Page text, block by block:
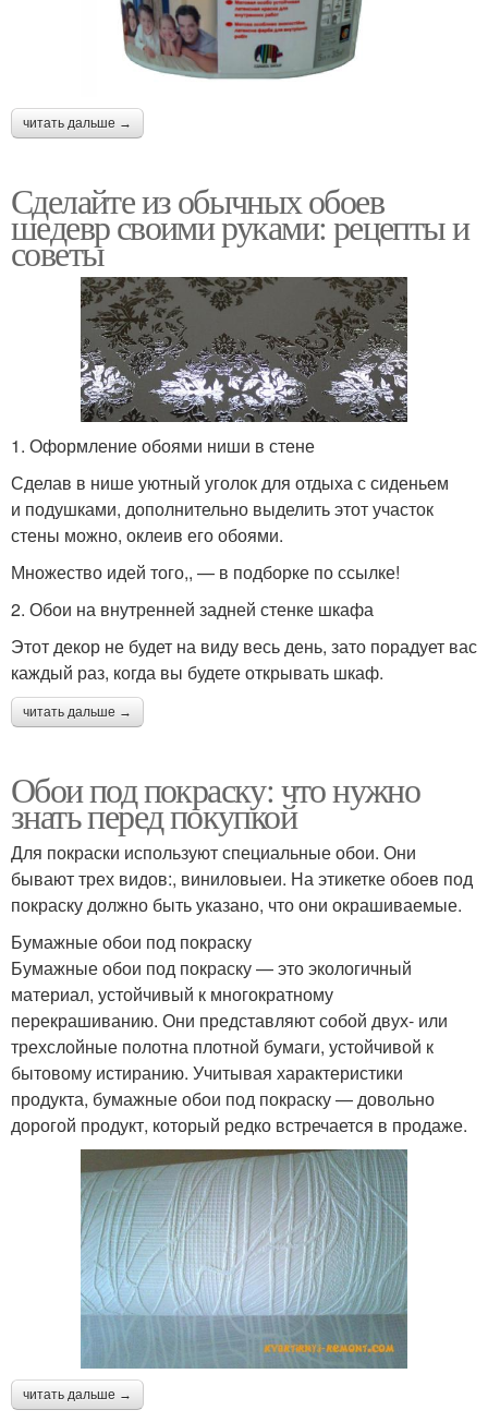
читать дальше →
Сделайте из обычных обоев
шедевр своими руками: рецепты и
советы
1. Оформление обоями ниши в стене
Сделав в нише уютный уголок для отдыха с сиденьем
и подушками, дополнительно выделить этот участок
стены можно, оклеив его обоями.
Множество идей того,, — в подборке по ссылке!
2. Обои на внутренней задней стенке шкафа
Этот декор не будет на виду весь день, зато порадует вас
каждый раз, когда вы будете открывать шкаф.
читать дальше →
Обои под покраску: что нужно
знать перед покупкой
Для покраски используют специальные обои. Они
бывают трех видов:, виниловыеи. На этикетке обоев под
покраску должно быть указано, что они окрашиваемые.
Бумажные обои под покраску
Бумажные обои под покраску — это экологичный
материал, устойчивый к многократному
перекрашиванию. Они представляют собой двух- или
трехслойные полотна плотной бумаги, устойчивой к
бытовому истиранию. Учитывая характеристики
продукта, бумажные обои под покраску — довольно
дорогой продукт, который редко встречается в продаже.
читать дальше →